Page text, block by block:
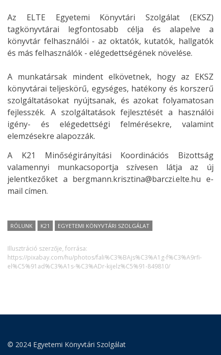
Az ELTE Egyetemi Könyvtári Szolgálat (EKSZ)
tagkönyvtárai legfontosabb célja és alapelve a
könyvtár felhasználói - az oktatók, kutatók, hallgatók
és más felhasználók - elégedettségének növelése.
A munkatársak mindent elkövetnek, hogy az EKSZ
könyvtárai teljeskörű, egységes, hatékony és korszerű
szolgáltatásokat nyújtsanak, és azokat folyamatosan
fejlesszék. A szolgáltatások fejlesztését a használói
igény- és elégedettségi felmérésekre, valamint
elemzésekre alapozzák.
A K21 Minőségirányítási Koordinációs Bizottság
valamennyi munkacsoportja szívesen látja az új
jelentkezőket a bergmann.krisztina@barczi.elte.hu e-
mail címen.
RÓLUNK K21 EGYETEMI KÖNYVTÁRI SZOLGÁLAT
Illusztráció szerzője, forrása:
https://pixabay.com/hu/photos/fali%C3%BAjs%C3%A1g-f%C3%A9rfi-
el%C5%91ad%C3%A1s-%C3%ADr-kijelz%C5%91-849810/
© 2024 Egyetemi Könyvtári Szolgálat